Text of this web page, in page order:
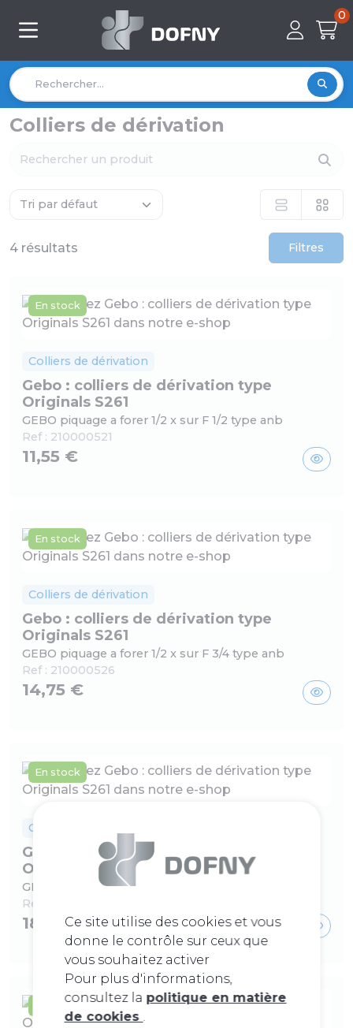
0
Colliers de dérivation
4 résultats Filtres
En stock
Colliers de dérivation
Gebo : colliers de dérivation type
Originals S261
GEBO piquage a forer 1/2 x sur F 1/2 type anb
Ref : 210000521
11,55 €
En stock
Colliers de dérivation
Gebo : colliers de dérivation type
Originals S261
GEBO piquage a forer 1/2 x sur F 3/4 type anb
Ref : 210000526
14,75 €
En stock
Colliers de dérivation
Gebo : colliers de dérivation type
Originals S261
GEBO piquage a forer 1/2 x sur F 4/4 type anb
Ref :
18,10 €
En stock
Ce site utilise des cookies et vous
donne le contrôle sur ceux que
vous souhaitez activer
Pour plus d'informations,
consultez la politique en matière
de cookies